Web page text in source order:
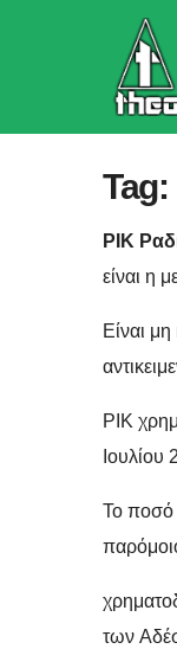
Tag:
ΡΙΚ
είναι η
Είναι
ΡΙΚ
Ιουλίου
Το ποσό
των